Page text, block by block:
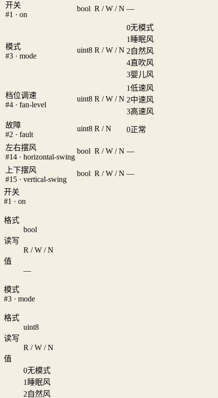
开关
#1 · on
bool R / W / N —
模式
#3 · mode
uint8 R / W / N
0无模式
1 睡眠风
2自然风
4直吹风
3婴儿风
档位调速
#4 · fan-level
uint8 R / W / N
1低速风
2中速风
3高速风
故障
#2 · fault
uint8 R / N 0正常
左右摆风
#14 · horizontal-swing
bool R / W / N —
上下摆风
#15 · vertical-swing
bool R / W / N —
开关
#1 · on
格式
bool
读写
R / W / N
值
—
模式
#3 · mode
格式
uint8
读写
R / W / N
值
0无模式
1 睡眠风
2自然风